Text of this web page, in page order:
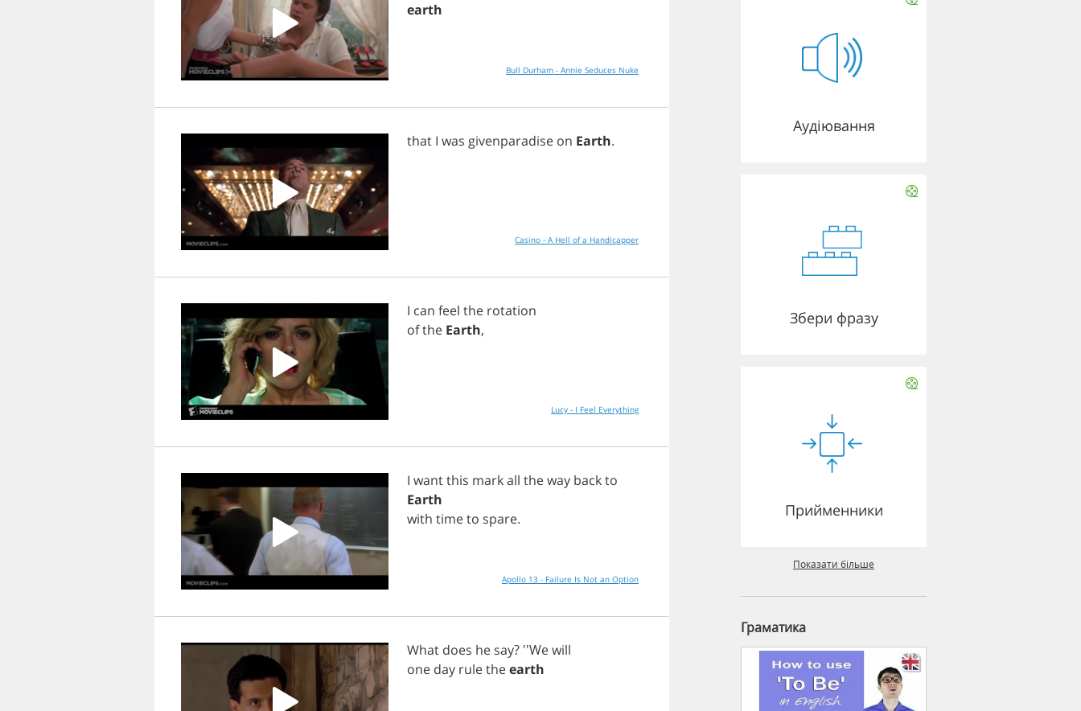
earth
Bull Durham - Annie Seduces Nuke
that I was givenparadise on Earth.
Casino - A Hell of a Handicapper
I can feel the rotation
ofthe Earth,
Lucy - I Feel Everything
I wantthis markall theway backto
Earth
with timeto spare.
Apollo 13 - Failure Is Not an Option
What does he say? ''Wewill
one day ruletheearth
Аудіювання
Збери фразу
Прийменники
Показати більше
Граматика